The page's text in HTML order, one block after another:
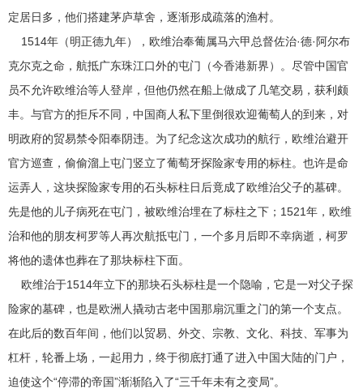
定居日多，他们搭建茅庐草舍，逐渐形成疏落的渔村。
1514年（明正德九年），欧维治奉葡属马六甲总督佐治·德·阿尔布
克尔克之命，航抵广东珠江口外的屯门（今香港新界）。尽管中国官
员不允许欧维治等人登岸，但他仍然在船上做成了几笔交易，获利颇
丰。与官方的拒斥不同，中国商人私下里倒很欢迎葡萄人的到来，对
明政府的贸易禁令阳奉阴违。为了纪念这次成功的航行，欧维治避开
官方巡查，偷偷溜上屯门竖立了葡萄牙探险家专用的标柱。也许是命
运弄人，这块探险家专用的石头标柱日后竟成了欧维治父子的墓碑。
先是他的儿子病死在屯门，被欧维治埋在了标柱之下；1521年，欧维
治和他的朋友柯罗等人再次航抵屯门，一个多月后即不幸病逝，柯罗
将他的遗体也葬在了那块标柱下面。
欧维治于1514年立下的那块石头标柱是一个隐喻，它是一对父子探
险家的墓碑，也是欧洲人撬动古老中国那扇沉重之门的第一个支点。
在此后的数百年间，他们以贸易、外交、宗教、文化、科技、军事为
杠杆，轮番上场，一起用力，终于彻底打通了进入中国大陆的门户，
迫使这个“停滞的帝国”渐渐陷入了“三千年未有之变局”。